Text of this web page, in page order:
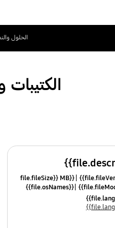
الحلول
الكتيبات
{{file.fileSize}} MB
{{file.osNames}}